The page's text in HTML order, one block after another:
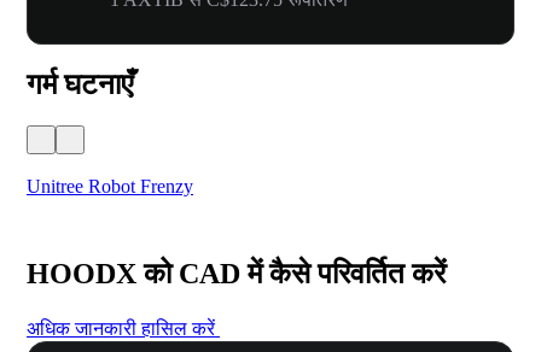
गर्म घटनाएँ
Unitree Robot Frenzy
HOODX को CAD में कैसे परिवर्तित करें
अधिक जानकारी हासिल करें